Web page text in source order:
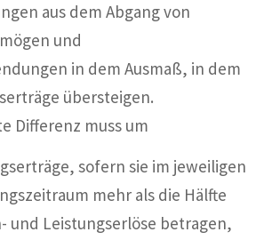
aus dem Abgang von
und
in dem Ausmaß, in dem
übersteigen.
Differenz muss um
sofern sie im jeweiligen
mehr als die Hälfte
und Leistungserlöse betragen,